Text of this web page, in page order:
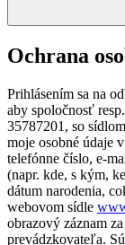
Ochrana
Prihlásením sa na
aby spoločnosť
35787201, so
moje osobné údaje
telefónne číslo, e-
(napr. kde, s kým,
dátum narodenia,
webovom sídle
obrazový záznam
prevádzkovateľa.